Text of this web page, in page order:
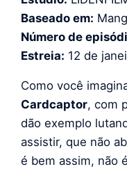
Baseado em:
Número de
Estreia: 12 de
Como você
Cardcaptor, com
dão exemplo
assistir, que não
é bem assim, não